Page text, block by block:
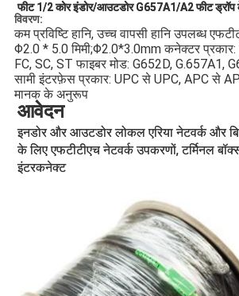
फीट 1/2 कोर इंडोर/आउटडोर G657A1/A2 फीट
विवरण:
कम प्रविष्टि हानि, उच्च वापसी हानि उपलब्ध
Φ2.0 * 5.0 मिमी;Φ2.0*3.0mm कनेक्टर प्रकार:
FC, SC, ST फाइबर मोड: G652D, G.657A1,
सामी इंटरफ़ेस प्रकार: UPC से UPC, APC से
मानक के अनुरूप
आवेदन
इनडोर और आउटडोर लोकल एरिया नेटवर्क और
के लिए एफटीटीएच नेटवर्क उपकरणों, टर्मिनल
इंटरकनेक्ट